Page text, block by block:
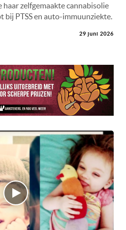
haar zelfgemaakte cannabisolie
bij PTSS en auto-immuunziekte.
29 juni 2026